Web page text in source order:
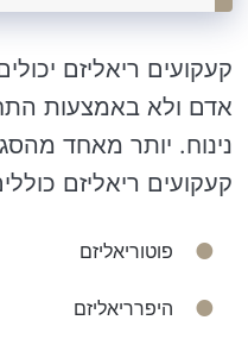
קעקועים ריאליזם
אדם ולא באמצעות
נינוח. יותר מאחד
קעקועים ריאליזם
פוטוריאליזם
היפרריאליזם